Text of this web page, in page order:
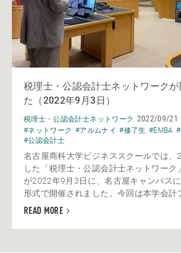
税理士・公認会計士ネットワークが
た（2022年9月3日）
税理士・公認会計士ネットワーク 2022/09/21
#ネットワーク #アルムナイ #修了生 #EMBA
#公認会計士
名古屋商科大学ビジネススクールでは、
した「税理士・公認会計士ネットワーク
が2022年9月3日に、名古屋キャンパス
形式で開催されました。今回は本学会計
READ MORE